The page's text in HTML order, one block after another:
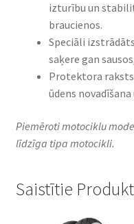
izturību un
braucienos.​
Speciāli
saķere gan
Protektora
ūdens
Piemēroti motociklu
līdzīga tipa motocikli.
Saistītie